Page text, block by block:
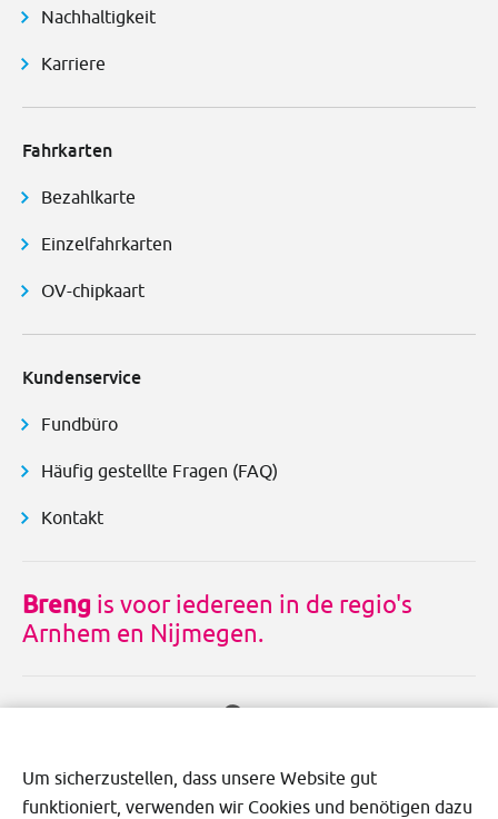
Nachhaltigkeit
Karriere
Fahrkarten
Bezahlkarte
Einzelfahrkarten
OV-chipkaart
Kundenservice
Fundbüro
Häufig gestellte Fragen (FAQ)
Kontakt
Breng is voor iedereen in de regio's
Arnhem en Nijmegen.
Um sicherzustellen, dass unsere Website gut
funktioniert, verwenden wir Cookies und benötigen dazu